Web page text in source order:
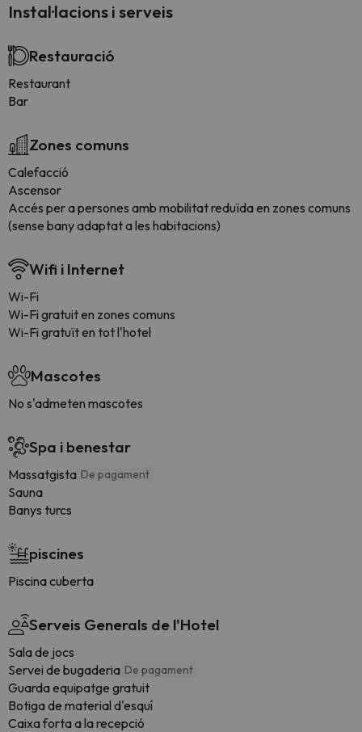
Instal·lacions i serveis
Restauració
Restaurant
Bar
Zones comuns
Calefacció
Ascensor
Accés per a persones amb mobilitat reduïda en zones comuns
(sense bany adaptat a les habitacions)
Wifi i Internet
Wi-Fi
Wi-Fi gratuit en zones comuns
Wi-Fi gratuït en tot l'hotel
Mascotes
No s'admeten mascotes
Spa i benestar
Massatgista De pagament
Sauna
Banys turcs
piscines
Piscina cuberta
Serveis Generals de l'Hotel
Sala de jocs
Servei de bugaderia De pagament
Guarda equipatge gratuit
Botiga de material d'esquí
Caixa forta a la recepció